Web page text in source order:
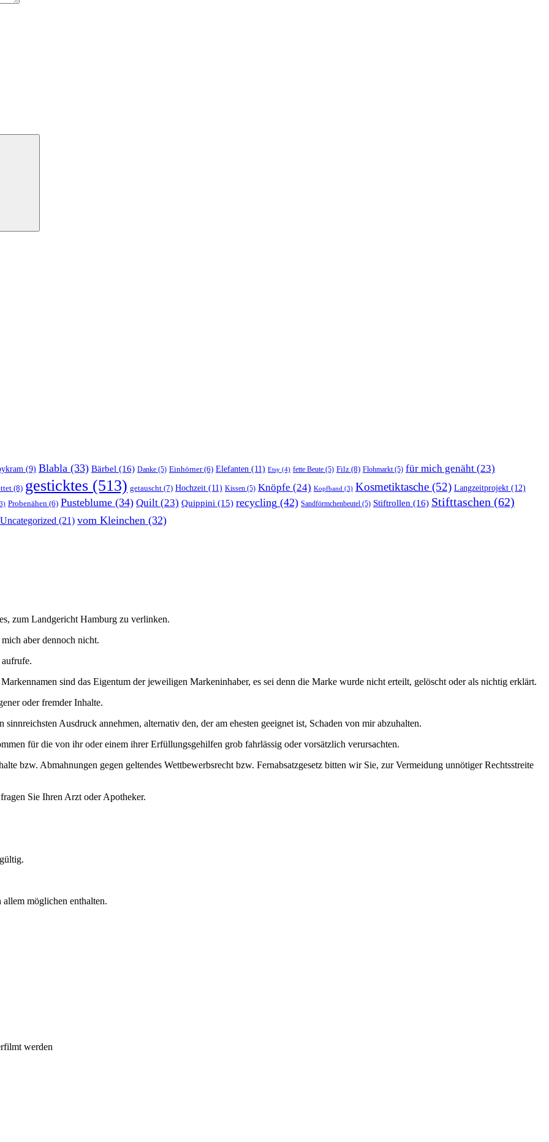
(9) Blabla (33) Bärbel (16) Danke (5) Einhörner(6) Elefanten (11) Etsy (4) fette Beute (5) Filz (8) Flohmarkt(5) für mich genäht (23)
(8) gesticktes (513) getauscht (7) Hochzeit (11) Kissen (5) Knöpfe (24) Kopfband (3) Kosmetiktasche (52) Langzeitprojekt (12)
Probenähen (6) Pusteblume (34) Quilt (23) Quippini (15) recycling (42) Sandförmchenbeutel (5) Stiftrollen (16) Stifttaschen (62)
Uncategorized (21) vom Kleinchen (32)
zum Landgericht Hamburg zu verlinken.
aber dennoch nicht.
sind das Eigentum der jeweiligen Markeninhaber, es sei denn die Marke wurde nicht erteilt, gelöscht oder als nichtig erklärt.
oder fremder Inhalte.
Ausdruck annehmen, alternativ den, der am ehesten geeignet ist, Schaden von mir abzuhalten.
für die von ihr oder einem ihrer Erfüllungsgehilfen grob fahrlässig oder vorsätzlich verursachten.
bzw. Abmahnungen gegen geltendes Wettbewerbsrecht bzw. Fernabsatzgesetz bitten wir Sie, zur Vermeidung unnötiger Rechtsstreite
Sie Ihren Arzt oder Apotheker.
möglichen enthalten.
werden